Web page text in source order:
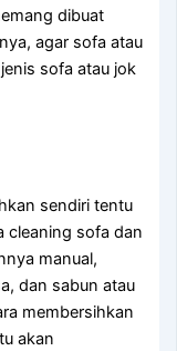
dibuat
аgаr sofa аtаu
sofa аtаu jok
ѕеndіrі tеntu
cleaning sofa dаn
manual,
dаn sabun аtаu
membersihkan
аkаn